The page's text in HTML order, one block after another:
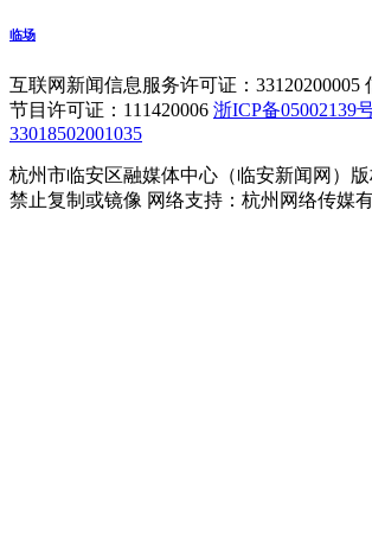
临场
互联网新闻信息服务许可证：33120200005
节目许可证：111420006 浙ICP备05002139
33018502001035
杭州市临安区融媒体中心（临安新闻网）
禁止复制或镜像 网络支持：杭州网络传媒